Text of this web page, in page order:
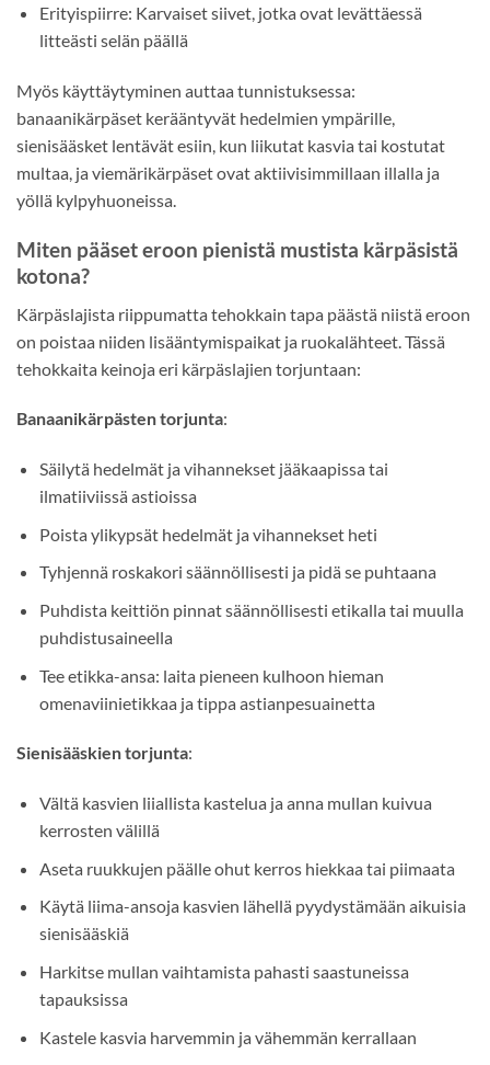
Erityispiirre: Karvaiset siivet, jotka ovat levättäessä
litteästi selän päällä
Myös käyttäytyminen auttaa tunnistuksessa:
banaanikärpäset kerääntyvät hedelmien ympärille,
sienisääsket lentävät esiin, kun liikutat kasvia tai kostutat
multaa, ja viemärikärpäset ovat aktiivisimmillaan illalla ja
yöllä kylpyhuoneissa.
Miten pääset eroon pienistä mustista kärpäsistä
kotona?
Kärpäslajista riippumatta tehokkain tapa päästä niistä eroon
on poistaa niiden lisääntymispaikat ja ruokalähteet. Tässä
tehokkaita keinoja eri kärpäslajien torjuntaan:
Banaanikärpästen torjunta:
Säilytä hedelmät ja vihannekset jääkaapissa tai
ilmatiiviissä astioissa
Poista ylikypsät hedelmät ja vihannekset heti
Tyhjennä roskakori säännöllisesti ja pidä se puhtaana
Puhdista keittiön pinnat säännöllisesti etikalla tai muulla
puhdistusaineella
Tee etikka-ansa: laita pieneen kulhoon hieman
omenaviinietikkaa ja tippa astianpesuainetta
Sienisääskien torjunta:
Vältä kasvien liiallista kastelua ja anna mullan kuivua
kerrosten välillä
Aseta ruukkujen päälle ohut kerros hiekkaa tai piimaata
Käytä liima-ansoja kasvien lähellä pyydystämään aikuisia
sienisääskiä
Harkitse mullan vaihtamista pahasti saastuneissa
tapauksissa
Kastele kasvia harvemmin ja vähemmän kerrallaan